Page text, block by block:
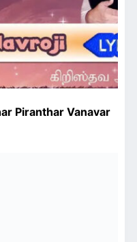
Piranthar Vanavar